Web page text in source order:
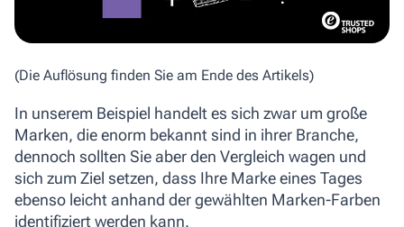
(Die Auflösung finden Sie am Ende des Artikels)
In unserem Beispiel handelt es sich zwar um große
Marken, die enorm bekannt sind in ihrer Branche,
dennoch sollten Sie aber den Vergleich wagen und
sich zum Ziel setzen, dass Ihre Marke eines Tages
ebenso leicht anhand der gewählten Marken-Farben
identifiziert werden kann.